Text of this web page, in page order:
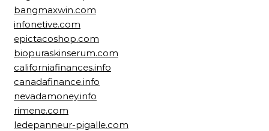
bangmaxwin.com
infonetive.com
epictacoshop.com
biopuraskinserum.com
californiafinances.info
canadafinance.info
nevadamoney.info
rimene.com
ledepanneur-pigalle.com